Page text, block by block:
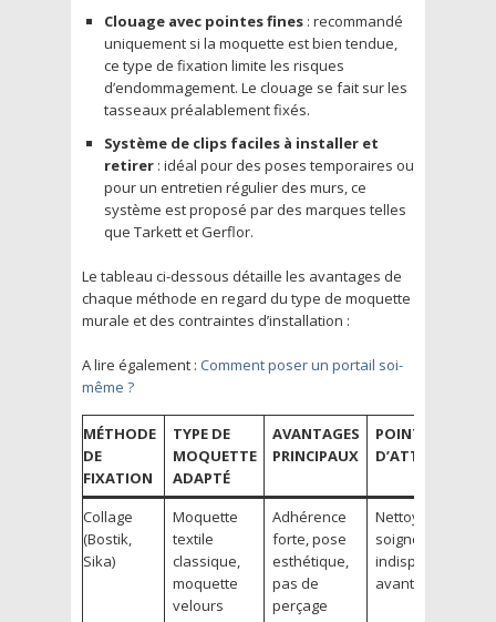
Clouage avec pointes fines : recommandé
uniquement si la moquette est bien tendue,
ce type de fixation limite les risques
d’endommagement. Le clouage se fait sur les
tasseaux préalablement fixés.
Système de clips faciles à installer et
retirer : idéal pour des poses temporaires ou
pour un entretien régulier des murs, ce
système est proposé par des marques telles
que Tarkett et Gerflor.
Le tableau ci-dessous détaille les avantages de
chaque méthode en regard du type de moquette
murale et des contraintes d’installation :
A lire également : Comment poser un portail soi-
même ?
MÉTHODE
DE
FIXATION
TYPE DE
MOQUETTE
ADAPTÉ
AVANTAGES
PRINCIPAUX
POINTS
D’ATTENTION
Collage
(Bostik,
Sika)
Moquette
textile
classique,
moquette
velours
Adhérence
forte, pose
esthétique,
pas de
perçage
Nettoyage
soigné
indispensable
avant pose